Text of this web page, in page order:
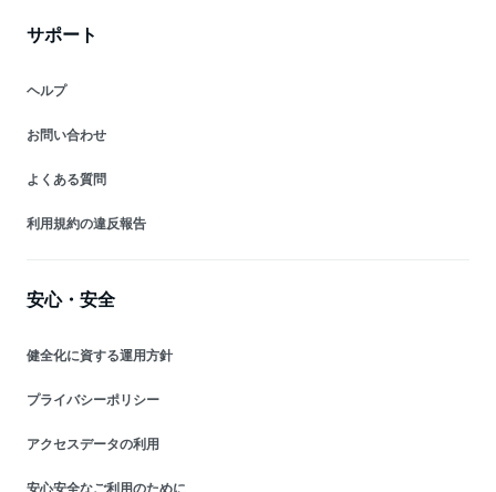
サポート
ヘルプ
お問い合わせ
よくある質問
利用規約の違反報告
安心・安全
健全化に資する運用方針
プライバシーポリシー
アクセスデータの利用
安心安全なご利用のために